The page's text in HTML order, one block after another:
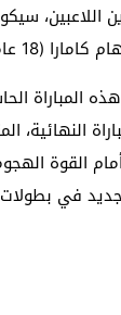
على دكة البدلاء.
المباراة
القوة
في بطولات